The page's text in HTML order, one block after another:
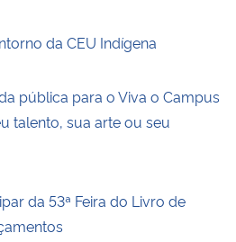
da CEU Indígena
pública para o Viva o Campus
talento, sua arte ou seu
da 53ª Feira do Livro de